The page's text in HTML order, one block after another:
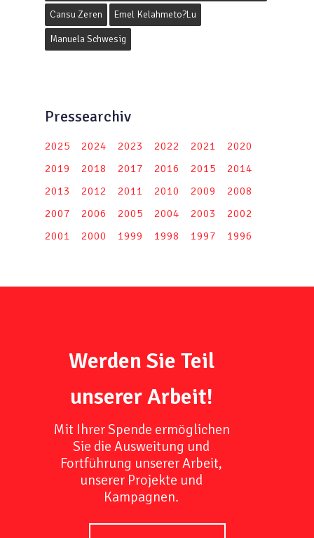
Cansu Zeren Emel Kelahmeto?lu
Manuela Schwesig
Pressearchiv
2025 2024 2023 2022 2021
2020
2019
2018 2017 2016 2015
2014
2013
2012 2011 2010 2009
2008
2007
2006 2005 2004 2003
2002
2001
2000 1999 1998 1997 1996
Werden Sie Teil
unserer Arbeit!
Mit Ihrer Spende ermöglichen
Sie die Ausweitung und
Fortführung unserer Arbeit,
unserer Projekte und
Kampagnen.